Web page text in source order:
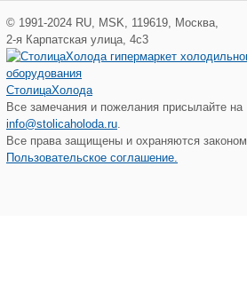
© 1991-2024 RU MSK 119619 Москва
2-я Карпатская улица, 4с3
СтолицаХолода
Все замечания и пожелания присылайте на
info@stolicaholoda.ru
Все права защищены и охраняются законом.
Пользовательское соглашение.